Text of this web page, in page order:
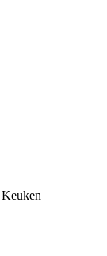
Keuken